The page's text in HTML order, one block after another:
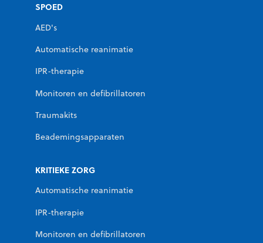
SPOED
AED's
Automatische reanimatie
IPR-therapie
Monitoren en defibrillatoren
Traumakits
Beademingsapparaten
KRITIEKE ZORG
Automatische reanimatie
IPR-therapie
Monitoren en defibrillatoren